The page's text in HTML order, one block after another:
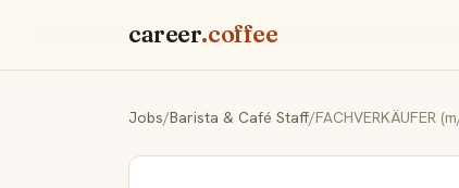
career.coffee
Jobs/Barista & Café Staff/FACHVERKÄUFER